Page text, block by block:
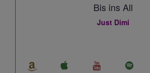
Bis ins All
Just Dimi